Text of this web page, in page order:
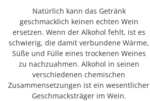
Natürlich kann das Getränk
geschmacklich keinen echten Wein
ersetzen. Wenn der Alkohol fehlt, ist es
schwierig, die damit verbundene Wärme,
Süße und Fülle eines trockenen Weines
zu nachzuahmen. Alkohol in seinen
verschiedenen chemischen
Zusammensetzungen ist ein wesentlicher
Geschmacksträger im Wein.